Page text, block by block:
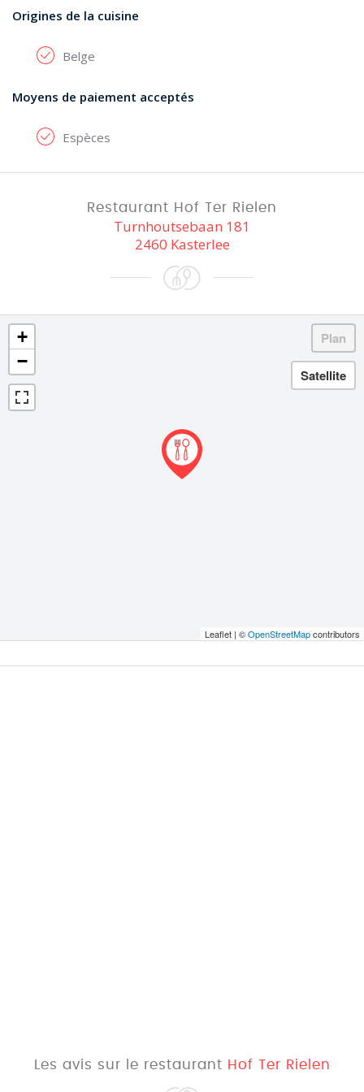
Origines de la cuisine
Belge
Moyens de paiement acceptés
Espèces
Restaurant Hof Ter Rielen
Turnhoutsebaan 181
2460 Kasterlee
+
−
Leaflet | ©OpenStreetMapcontributors
Les avis sur le restaurant Hof Ter Rielen